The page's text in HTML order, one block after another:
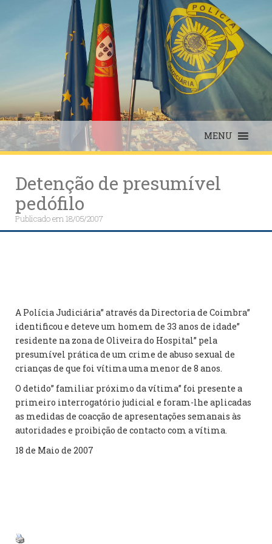
MENU
Detenção de presumível
pedófilo
Publicado em18/05/2007
A Polícia Judiciária” através da Directoria de Coimbra”
identificou e deteve um homem de 33 anos de idade”
residente na zona de Oliveira do Hospital” pela
presumível prática de um crime de abuso sexual de
crianças de que foi vítima uma menor de 8 anos.
O detido” familiar próximo da vítima” foi presente a
primeiro interrogatório judicial e foram-lhe aplicadas
as medidas de coacção de apresentações semanais às
autoridades e proibição de contacto com a vítima.
18 de Maio de 2007